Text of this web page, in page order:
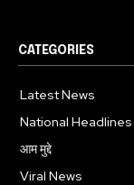
CATEGORIES
Latest News
National Headlines
आम मुद्दे
Viral News